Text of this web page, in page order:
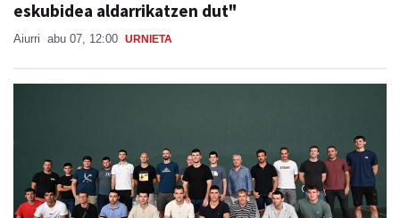
eskubidea aldarrikatzen dut"
Aiurri abu 07, 12:00 URNIETA